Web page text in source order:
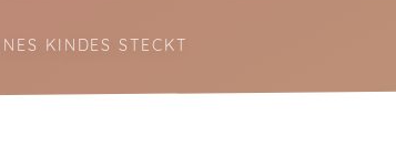
KINDES STECKT